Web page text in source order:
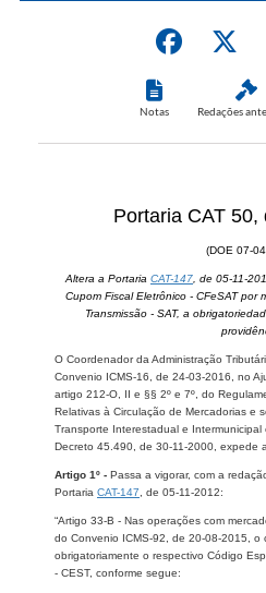
Notas Redações
Portaria CAT 50,
(DOE 07-
Altera a Portaria CAT-147 , de 05-11-
Cupom Fiscal Eletrônico - CFeSAT por
Transmissão - SAT, a
O Coordenador da Administração
Convenio ICMS-16, de 24-03-2016, no
artigo 212-O, II e §§ 2º e 7º, do
Relativas à Circulação de Mercadorias e
Transporte Interestadual e
Decreto 45.490, de 30-11-2000, expede
Artigo 1º - Passa a vigorar, com a
Portaria CAT-147 , de 05-11-2012:
“Artigo 33-B - Nas operações com
do Convenio ICMS-92, de 20-08-2015, o
obrigatoriamente o respectivo Código
- CEST, conforme segue: